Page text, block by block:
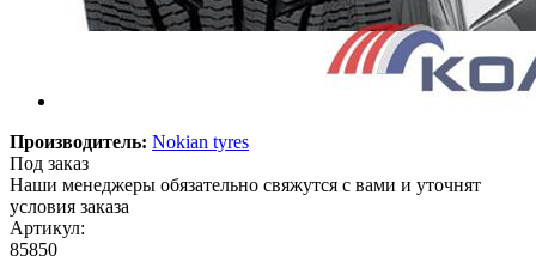
Производитель: Nokian tyres
Под заказ
Наши менеджеры обязательно свяжутся с вами и уточнят
условия заказа
Артикул:
85850